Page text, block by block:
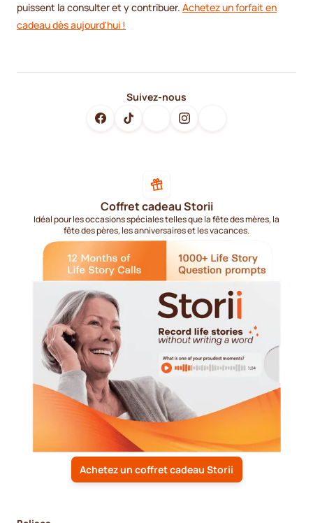
puissent la consulter et y contribuer. Achetez un forfait en
cadeau dès aujourd'hui !
Suivez-nous
Coffret cadeau Storii
Idéal pour les occasions spéciales telles que la fête des mères, la
fête des pères, les anniversaires et les vacances.
Achetez un coffret cadeau Storii